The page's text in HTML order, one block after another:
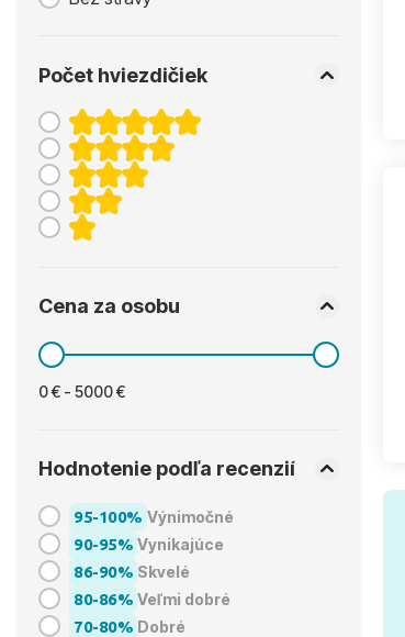
Počet hviezdičiek
Cena za osobu
0 € - 5000 €
Hodnotenie podľa recenzií
95-100% Výnimočné
90-95% Vynikajúce
86-90% Skvelé
80-86% Veľmi dobré
70-80% Dobré